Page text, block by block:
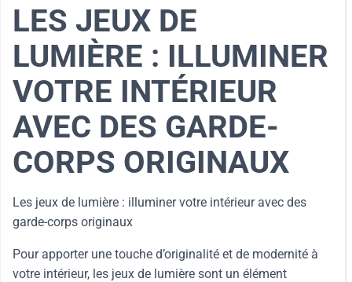
LES JEUX DE
LUMIÈRE : ILLUMINER
VOTRE INTÉRIEUR
AVEC DES GARDE-
CORPS ORIGINAUX
Les jeux de lumière : illuminer votre intérieur avec des
garde-corps originaux
Pour apporter une touche d’originalité et de modernité à
votre intérieur, les jeux de lumière sont un élément